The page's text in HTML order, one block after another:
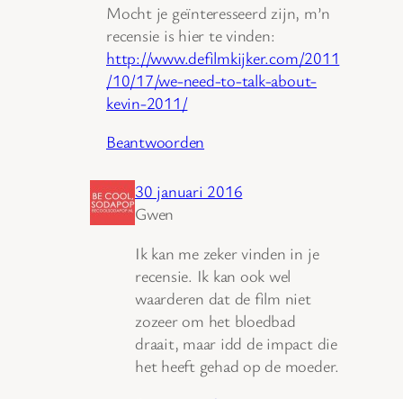
Mocht je geïnteresseerd zijn, m’n
recensie is hier te vinden:
http://www.defilmkijker.com/2011
/10/17/we-need-to-talk-about-
kevin-2011/
Beantwoorden
30 januari 2016
Gwen
Ik kan me zeker vinden in je
recensie. Ik kan ook wel
waarderen dat de film niet
zozeer om het bloedbad
draait, maar idd de impact die
het heeft gehad op de moeder.